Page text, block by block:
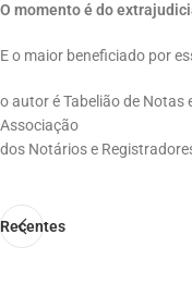
O momento é do
E o maior beneficiado por
o autor é Tabelião de Notas
Associação
dos Notários e
Recentes